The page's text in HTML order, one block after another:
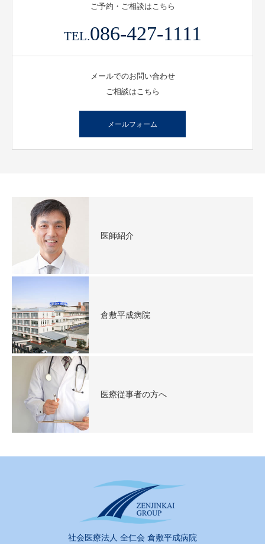
ご予約・ご相談はこちら
TEL.086-427-1111
メールでのお問い合わせ
ご相談はこちら
メールフォーム
医師紹介
倉敷平成病院
医療従事者の方へ
社会医療法人 全仁会 倉敷平成病院